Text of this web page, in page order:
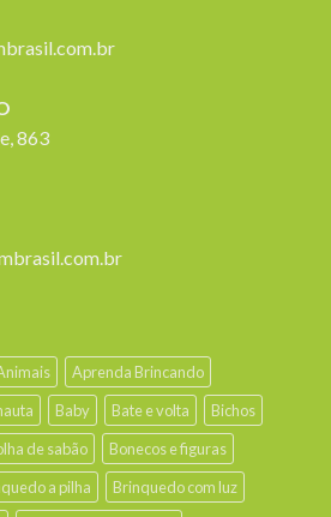
863
Aprenda Brincando
Baby Bate e volta
Bichos
de sabão
Bonecos e figuras
a pilha
Brinquedo com luz